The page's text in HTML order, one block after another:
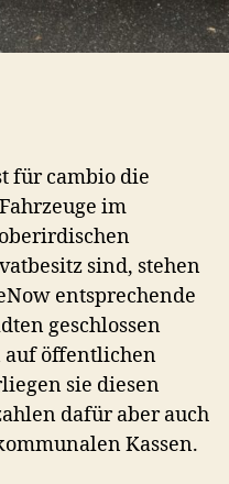
für cambio die
im
sind, stehen
entsprechende
geschlossen
auf öffentlichen
sie diesen
dafür aber auch
Kassen.